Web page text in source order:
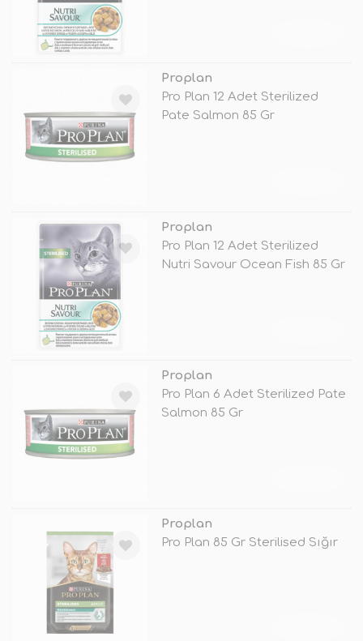
Proplan
Pro Plan 12 Adet Sterilized
Pate Salmon 85 Gr
Proplan
Pro Plan 12 Adet Sterilized
Nutri Savour Ocean Fish 85 Gr
Proplan
Pro Plan 6 Adet Sterilized Pate
Salmon 85 Gr
Proplan
Pro Plan 85 Gr Sterilised Sığır